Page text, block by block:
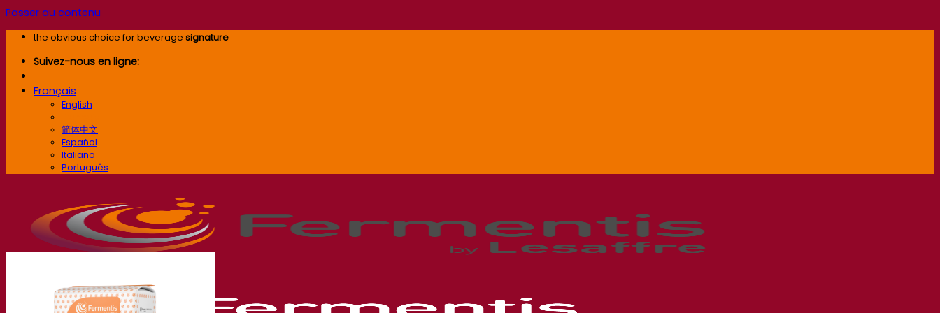
Passer au contenu
the obvious choice for beverage signature
Suivez-nous en ligne:
Français
English
简体中文
Español
Italiano
Português